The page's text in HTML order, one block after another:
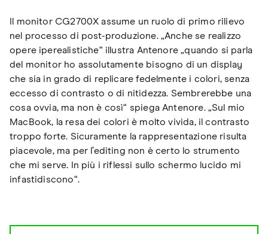
Il monitor CG2700X assume un ruolo di primo rilievo
nel processo di post-produzione. „Anche se realizzo
opere iperealistiche“ illustra Antenore „quando si parla
del monitor ho assolutamente bisogno di un display
che sia in grado di replicare fedelmente i colori, senza
eccesso di contrasto o di nitidezza. Sembrerebbe una
cosa ovvia, ma non è così“ spiega Antenore. „Sul mio
MacBook, la resa dei colori è molto vivida, il contrasto
troppo forte. Sicuramente la rappresentazione risulta
piacevole, ma per l’editing non è certo lo strumento
che mi serve. In più i riflessi sullo schermo lucido mi
infastidiscono“.